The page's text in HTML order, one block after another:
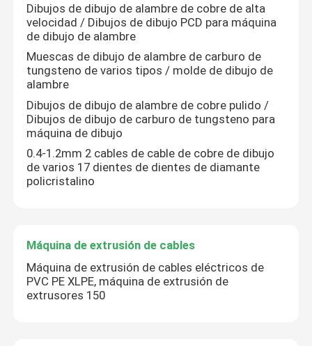
Dibujos de dibujo de alambre de cobre de alta
velocidad / Dibujos de dibujo PCD para máquina
de dibujo de alambre
Muescas de dibujo de alambre de carburo de
tungsteno de varios tipos / molde de dibujo de
alambre
Dibujos de dibujo de alambre de cobre pulido /
Dibujos de dibujo de carburo de tungsteno para
máquina de dibujo
0.4-1.2mm 2 cables de cable de cobre de dibujo
de varios 17 dientes de dientes de diamante
policristalino
Máquina de extrusión de cables
Máquina de extrusión de cables eléctricos de
PVC PE XLPE, máquina de extrusión de
extrusores 150